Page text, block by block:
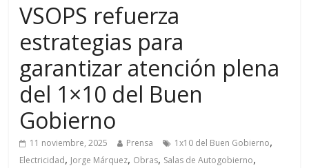
VSOPS refuerza
estrategias para
garantizar atención plena
del 1×10 del Buen
Gobierno
11 noviembre, 2025 Prensa 1x10 del Buen Gobierno,
Electricidad, Jorge Márquez, Obras, Salas de Autogobierno,